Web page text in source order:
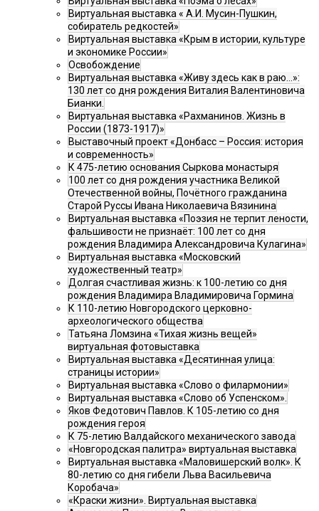
Виртуальная выставка « А.И. Мусин-Пушкин,
собиратель редкостей»
Виртуальная выставка «Крым в истории, культуре
и экономике России»
Освобождение
Виртуальная выставка «Живу здесь как в раю…»:
130 лет со дня рождения Виталия Валентиновича
Бианки.
Виртуальная выставка «Рахманинов. Жизнь в
России (1873-1917)»
Выставочный проект «Донбасс – Россия: история
и современность»
К 475-летию основания Сыркова монастыря
100 лет со дня рождения участника Великой
Отечественной войны, Почётного гражданина
Старой Руссы Ивана Николаевича Вязинина
Виртуальная выставка «Поэзия не терпит лености,
фальшивости не признаёт: 100 лет со дня
рождения Владимира Александровича Кулагина»
Виртуальная выставка «Московский
художественный театр»
Долгая счастливая жизнь: к 100-летию со дня
рождения Владимира Владимировича Гормина
К 110-летию Новгородского церковно-
археологического общества
Татьяна Ломзина «Тихая жизнь вещей»
виртуальная фотовыставка
Виртуальная выставка «Десятинная улица:
страницы истории»
Виртуальная выставка «Слово о филармонии»
Виртуальная выставка «Слово об Успенском».
Яков Федотович Павлов. К 105-летию со дня
рождения героя
К 75-летию Валдайского механического завода
«Новгородская палитра» виртуальная выставка
Виртуальная выставка «Маловишерский волк». К
80-летию со дня гибели Льва Васильевича
Коробача»
«Краски жизни». Виртуальная выставка